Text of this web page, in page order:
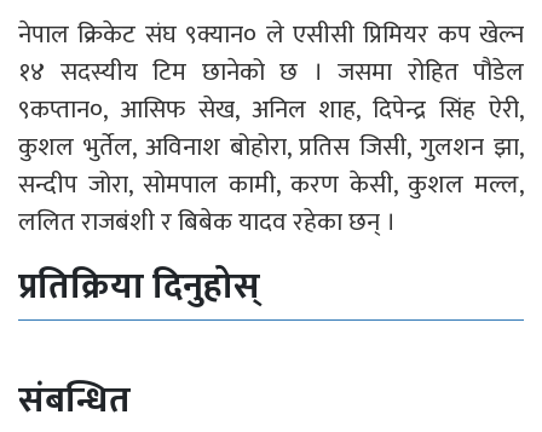
नेपाल क्रिकेट संघ ९क्यान० ले एसीसी प्रिमियर कप खेल्न
१४ सदस्यीय टिम छानेको छ । जसमा रोहित पौडेल
९कप्तान०, आसिफ सेख, अनिल शाह, दिपेन्द्र सिंह ऐरी,
कुशल भुर्तेल, अविनाश बोहोरा, प्रतिस जिसी, गुलशन झा,
सन्दीप जोरा, सोमपाल कामी, करण केसी, कुशल मल्ल,
ललित राजबंशी र बिबेक यादव रहेका छन् ।
प्रतिक्रिया दिनुहोस्
संबन्धित